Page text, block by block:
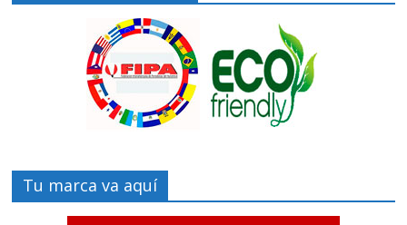
Tu marca va aquí